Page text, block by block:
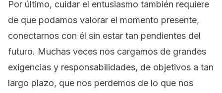
Por último, cuidar el entusiasmo también requiere
de que podamos valorar el momento presente,
conectarnos con él sin estar tan pendientes del
futuro. Muchas veces nos cargamos de grandes
exigencias y responsabilidades, de objetivos a tan
largo plazo, que nos perdemos de lo que nos